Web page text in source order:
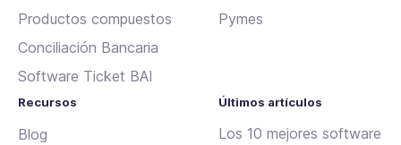
Productos compuestos
Conciliación Bancaria
Software Ticket BAI
Pymes
Recursos
Blog
Últimos artículos
Los 10 mejores software